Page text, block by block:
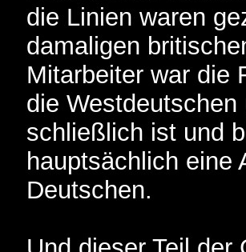
die Linien waren
damaligen
Mitarbeiter war die
die
schließlich ist und
hauptsächlich eine
Deutschen.